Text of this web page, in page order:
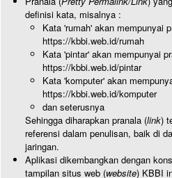
definisi kata, misalnya :
Kata 'rumah' akan mempunyai
https://kbbi.web.id/rumah
Kata 'pintar' akan mempunyai
https://kbbi.web.id/pintar
Kata 'komputer' akan
https://kbbi.web.id/komputer
dan seterusnya
Sehingga diharapkan pranala (link)
referensi dalam penulisan, baik di
jaringan.
Aplikasi dikembangkan dengan
tampilan situs web (website) KBBI